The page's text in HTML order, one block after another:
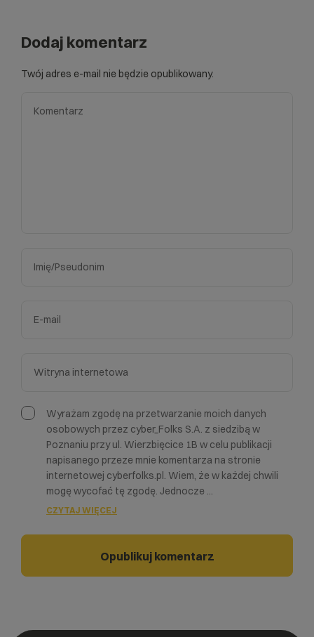
Dodaj komentarz
Twój adres e-mail nie będzie opublikowany.
Wyrażam zgodę na przetwarzanie moich danych
osobowych przez cyber_Folks S.A. z siedzibą w
Poznaniu przy ul. Wierzbięcice 1B w celu publikacji
napisanego przeze mnie komentarza na stronie
internetowej cyberfolks.pl. Wiem, że w każdej chwili
mogę wycofać tę zgodę. Jednocze ...
CZYTAJ WIĘCEJ